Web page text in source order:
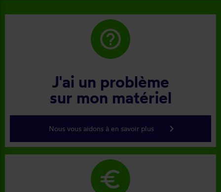
help_outline
J'ai un problème
sur mon matériel
Nous vous aidons à en savoir plus keyboard_arrow_right
euro